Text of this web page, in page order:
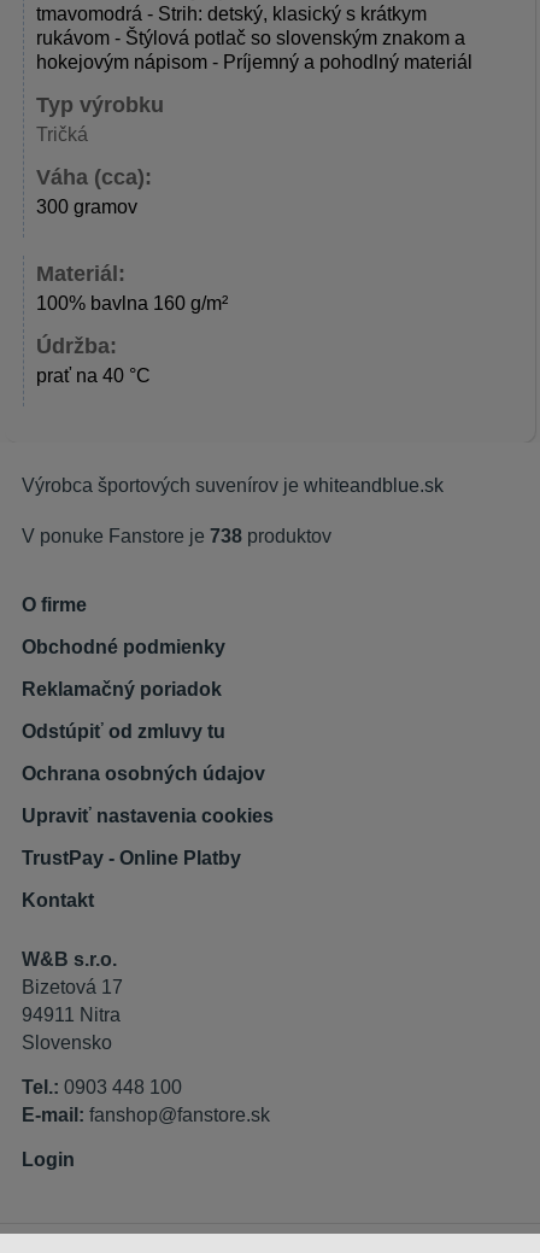
tmavomodrá - Strih: detský, klasický s krátkym
rukávom - Štýlová potlač so slovenským znakom a
hokejovým nápisom - Príjemný a pohodlný materiál
Typ výrobku
Tričká
Váha (cca):
300 gramov
Materiál:
100% bavlna 160 g/m²
Údržba:
prať na 40 °C
Výrobca športových suvenírov je whiteandblue.sk
V ponuke Fanstore je 738 produktov
O firme
Obchodné podmienky
Reklamačný poriadok
Odstúpiť od zmluvy tu
Ochrana osobných údajov
Upraviť nastavenia cookies
TrustPay - Online Platby
Kontakt
W&B s.r.o.
Bizetová 17
94911 Nitra
Slovensko
Tel.: 0903 448 100
E-mail: fanshop@fanstore.sk
Login